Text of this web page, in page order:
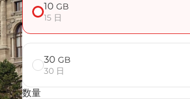
10 GB
15 日
30 GB
30 日
数量